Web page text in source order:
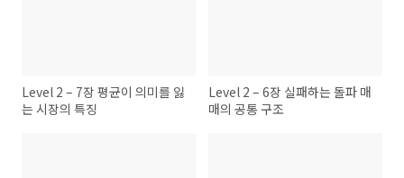
Level 2 – 7장 평균이 의미를 잃
는 시장의 특징
Level 2 – 6장 실패하는 돌파 매
매의 공통 구조